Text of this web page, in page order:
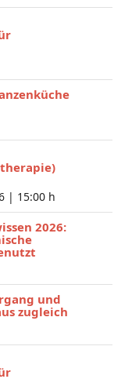
| 15:00 h
2026:
und
zugleich